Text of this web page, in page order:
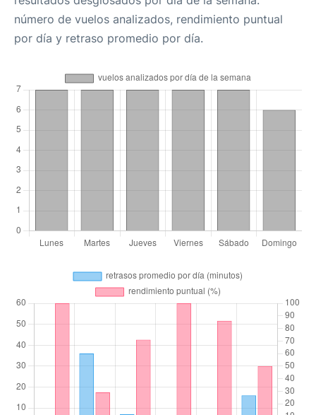
número de vuelos analizados, rendimiento puntual
por día y retraso promedio por día.